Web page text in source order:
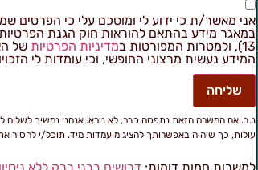
אני מאשר/ת כי ידוע לי ומוסכם עלי כי הפרטים
13), ולמטרות המפורטות ב
מדיניות הפרטיות של
המידע נעשית מרצוני החופשי, וכי עומדות לי
שליחה
נ.ב. אם המשרה הזאת נתפסה כבר, לא נורא. אנחנו נמשיך לשלוח לך
עולות, כך שיהיה באפשרותך להציג מועמדות מיד. תוכל/י